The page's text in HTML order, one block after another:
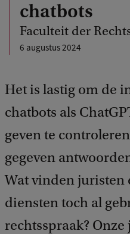
chatbots
Faculteit der
6 augustus 2024
Het is lastig om de
chatbots als
geven te
gegeven
Wat vinden juristen
diensten toch al
rechtsspraak?